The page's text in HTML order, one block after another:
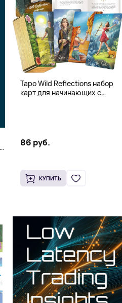
Таро Wild Reflections набор
карт для начинающих с
86 руб.
КУПИТЬ